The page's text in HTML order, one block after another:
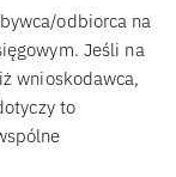
odbiorca na
Jeśli na
wnioskodawca,
to